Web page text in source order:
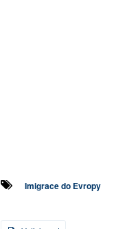
Imigrace do Evropy